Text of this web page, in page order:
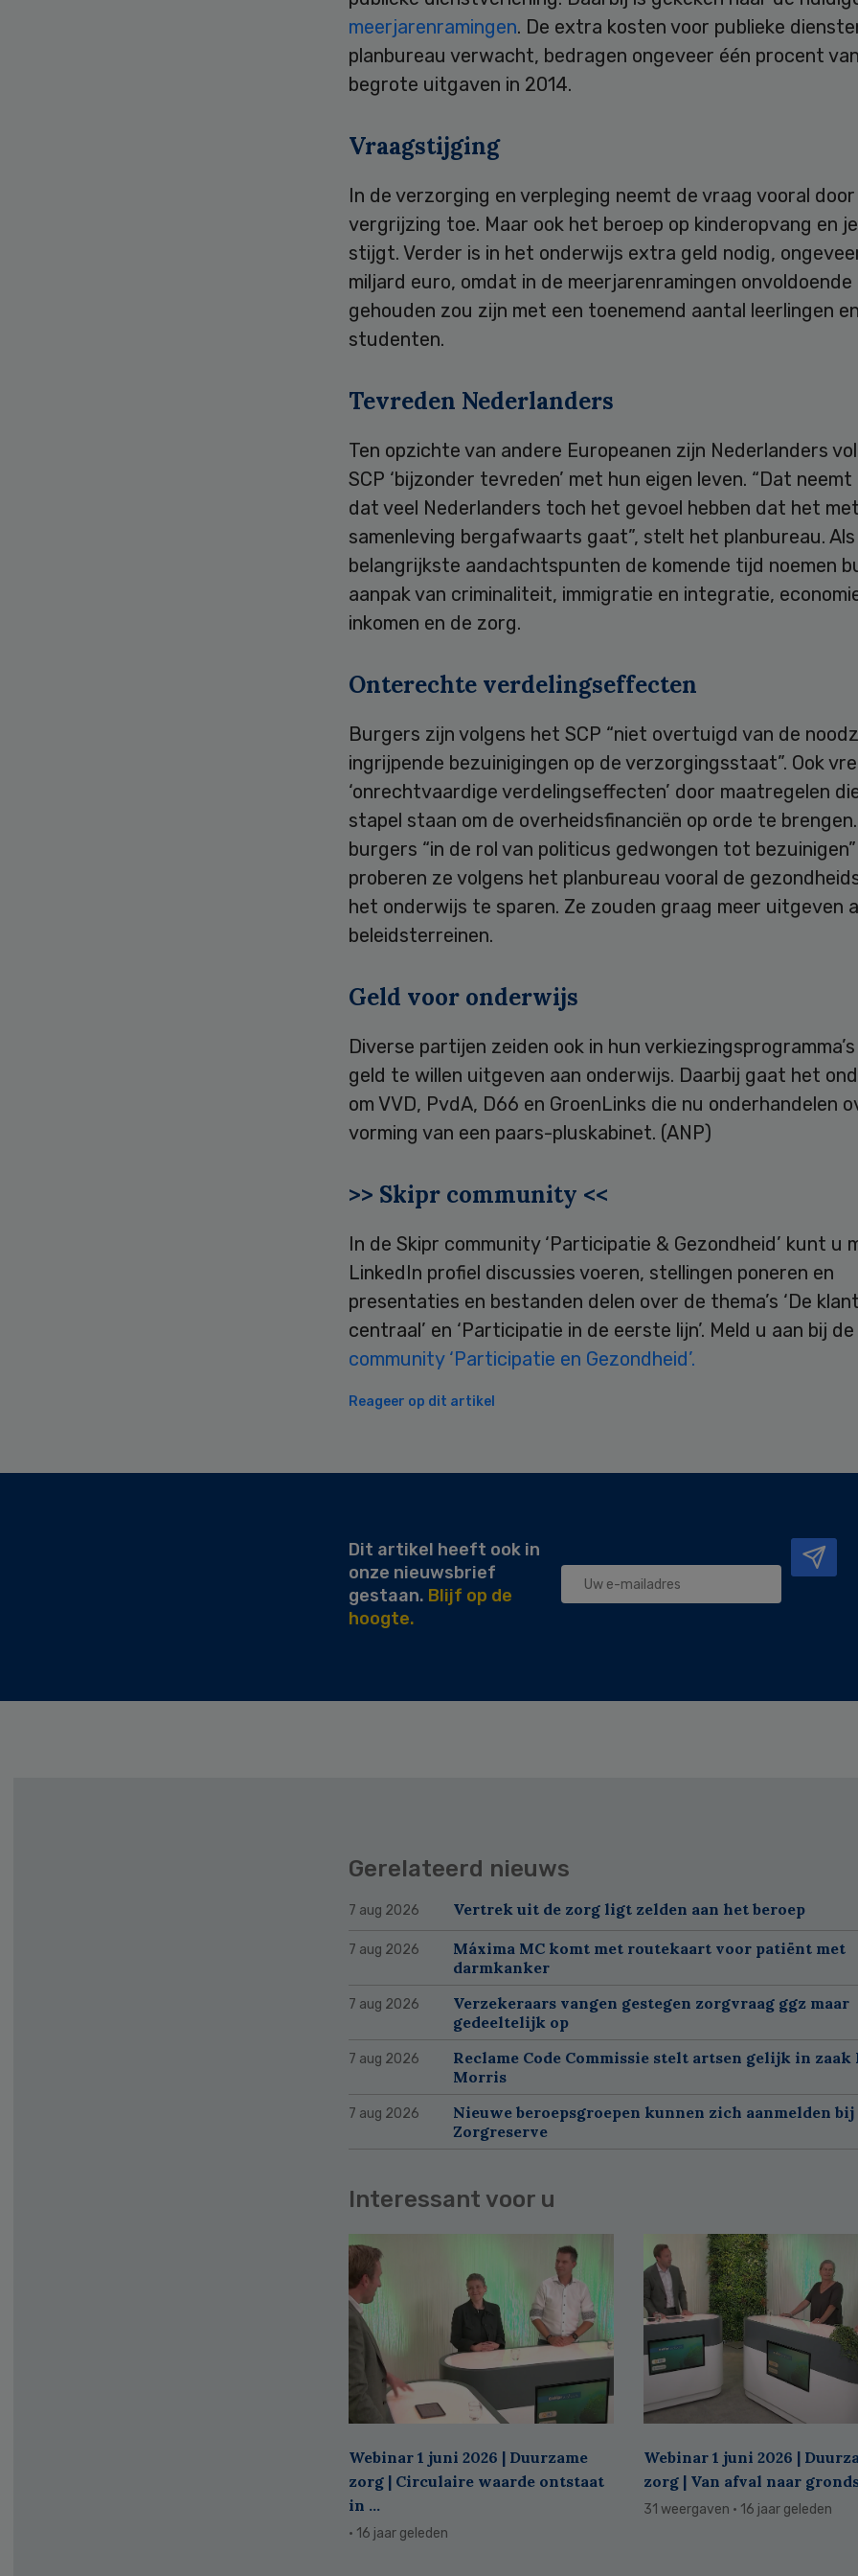
meerjarenramingen. De extra kosten voor publieke
planbureau verwacht, bedragen ongeveer één procent
begrote uitgaven in 2014.
Vraagstijging
In de verzorging en verpleging neemt de vraag vooral
vergrijzing toe. Maar ook het beroep op kinderopvang en
stijgt. Verder is in het onderwijs extra geld nodig,
miljard euro, omdat in de meerjarenramingen onvoldoende
gehouden zou zijn met een toenemend aantal leerlingen
studenten.
Tevreden Nederlanders
Ten opzichte van andere Europeanen zijn Nederlanders
SCP ‘bijzonder tevreden’ met hun eigen leven. “Dat
dat veel Nederlanders toch het gevoel hebben dat het
samenleving bergafwaarts gaat”, stelt het planbureau. Als
belangrijkste aandachtspunten de komende tijd noemen
aanpak van criminaliteit, immigratie en integratie,
inkomen en de zorg.
Onterechte verdelingseffecten
Burgers zijn volgens het SCP “niet overtuigd van de
ingrijpende bezuinigingen op de verzorgingsstaat”. Ook
‘onrechtvaardige verdelingseffecten’ door maatregelen
stapel staan om de overheidsfinanciën op orde te
burgers “in de rol van politicus gedwongen tot
proberen ze volgens het planbureau vooral de
het onderwijs te sparen. Ze zouden graag meer uitgeven
beleidsterreinen.
Geld voor onderwijs
Diverse partijen zeiden ook in hun
geld te willen uitgeven aan onderwijs. Daarbij gaat het
om VVD, PvdA, D66 en GroenLinks die nu onderhandelen
vorming van een paars-pluskabinet. (ANP)
>> Skipr community <<
In de Skipr community ‘Participatie & Gezondheid’ kunt u
LinkedIn profiel discussies voeren, stellingen poneren en
presentaties en bestanden delen over de thema’s ‘De
centraal’ en ‘Participatie in de eerste lijn’. Meld u aan bij de
community ‘Participatie en Gezondheid’.
Reageer op dit artikel
Secondary
Dit artikel heeft ook in
onze nieuwsbrief
gestaan. Blijf op de
hoogte.
Gerelateerd nieuws
7 aug 2026 Vertrek uit de zorg ligt zelden aan het beroep
7 aug 2026
Máxima MC komt met routekaart voor patiënt met
darmkanker
7 aug 2026
Verzekeraars vangen gestegen zorgvraag ggz maar
gedeeltelijk op
7 aug 2026
Reclame Code Commissie stelt artsen gelijk in
Morris
7 aug 2026
Nieuwe beroepsgroepen kunnen zich aanmelden
Zorgreserve
Interessant voor u
Webinar 1 juni 2026 | Duurzame
zorg | Circulaire waarde ontstaat
in ...
· 16 jaar geleden
Webinar 1 juni 2026 |
zorg | Van afval naar
31 weergaven · 16 jaar geleden